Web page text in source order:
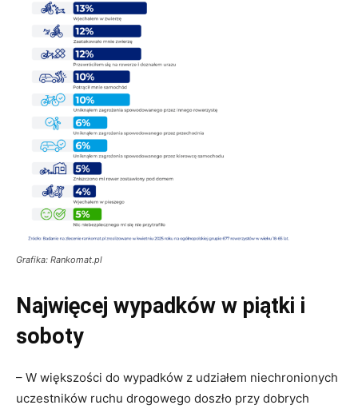
Grafika: Rankomat.pl
Najwięcej wypadków w piątki i
soboty
– W większości do wypadków z udziałem niechronionych
uczestników ruchu drogowego doszło przy dobrych